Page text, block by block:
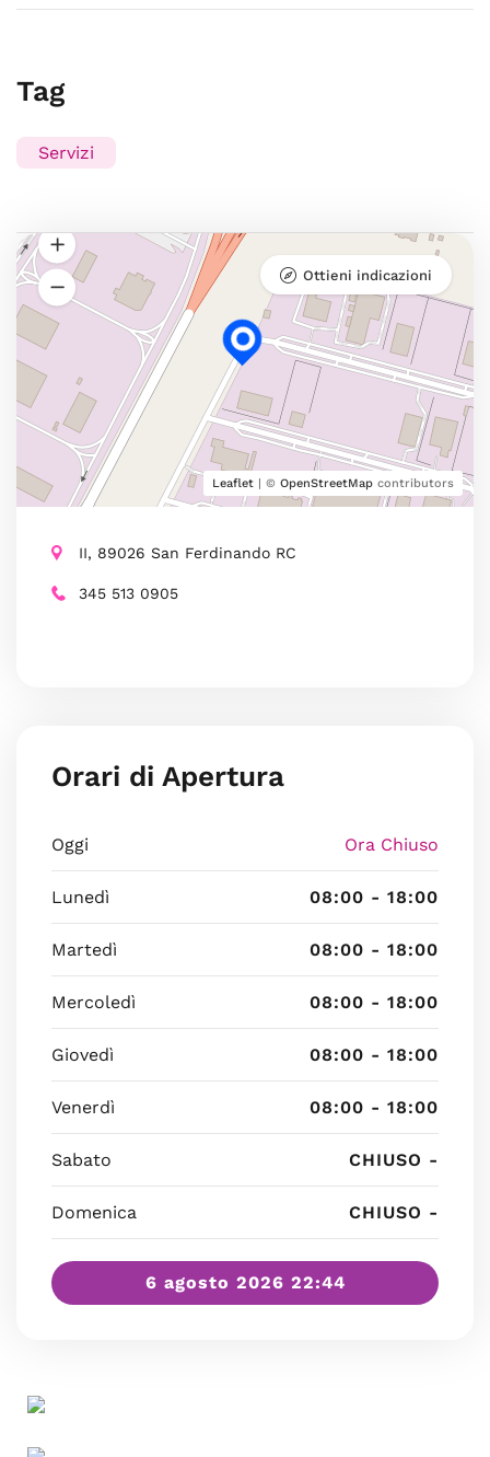
Tag
Servizi
Leaflet | © OpenStreetMap contributors
Ottieni indicazioni
II, 89026 San Ferdinando RC
345 513 0905
Orari di Apertura
Oggi Ora Chiuso
Lunedì 08:00 - 18:00
Martedì 08:00 - 18:00
Mercoledì 08:00 - 18:00
Giovedì 08:00 - 18:00
Venerdì 08:00 - 18:00
Sabato CHIUSO -
Domenica CHIUSO -
6 agosto 2026 22:44